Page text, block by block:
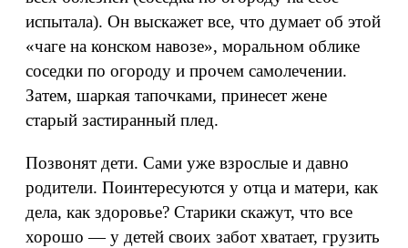
испытала). Он выскажет все, что думает об этой
«чаге на конском навозе», моральном облике
соседки по огороду и прочем самолечении.
Затем, шаркая тапочками, принесет жене
старый застиранный плед.
Позвонят дети. Сами уже взрослые и давно
родители. Поинтересуются у отца и матери, как
дела, как здоровье? Старики скажут, что все
хорошо — у детей своих забот хватает, грузить